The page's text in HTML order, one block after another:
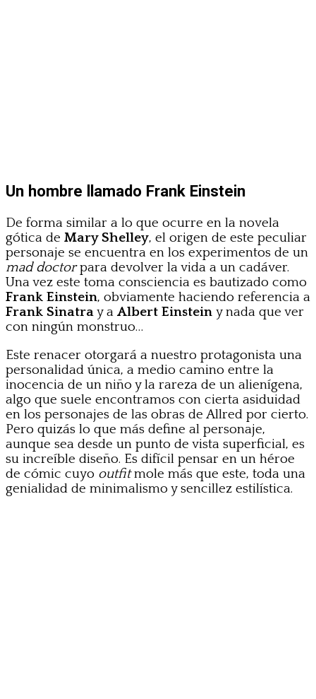
Un hombre llamado Frank Einstein
De forma similar a lo que ocurre en la novela
gótica de Mary Shelley, el origen de este peculiar
personaje se encuentra en los experimentos de un
mad doctorpara devolver la vida a un cadáver.
Una vez este toma consciencia es bautizado como
Frank Einstein, obviamente haciendo referencia a
Frank Sinatray a Albert Einstein y nada que ver
con ningún monstruo…
Este renacer otorgará a nuestro protagonista una
personalidad única, a medio camino entre la
inocencia de un niño y la rareza de un alienígena,
algo que suele encontramos con cierta asiduidad
en los personajes de las obras de Allred por cierto.
Pero quizás lo que más define al personaje,
aunque sea desde un punto de vista superficial, es
su increíble diseño. Es difícil pensar en un héroe
de cómic cuyo outfitmole más que este, toda una
genialidad de minimalismo y sencillez estilística.